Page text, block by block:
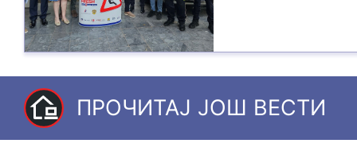
ПРОЧИТАЈ ЈОШ ВЕСТИ